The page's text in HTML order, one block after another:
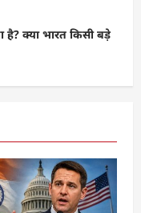
है? क्या भारत किसी बड़े